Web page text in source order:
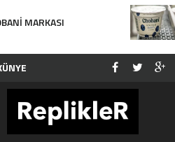
MARKASI